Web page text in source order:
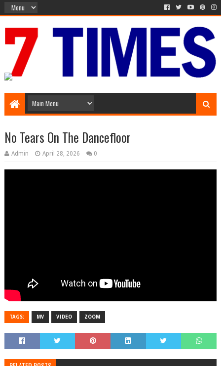
No Tears On The Dancefloor
Admin April 28, 2026 0
TAGS: MV VIDEO ZOOM